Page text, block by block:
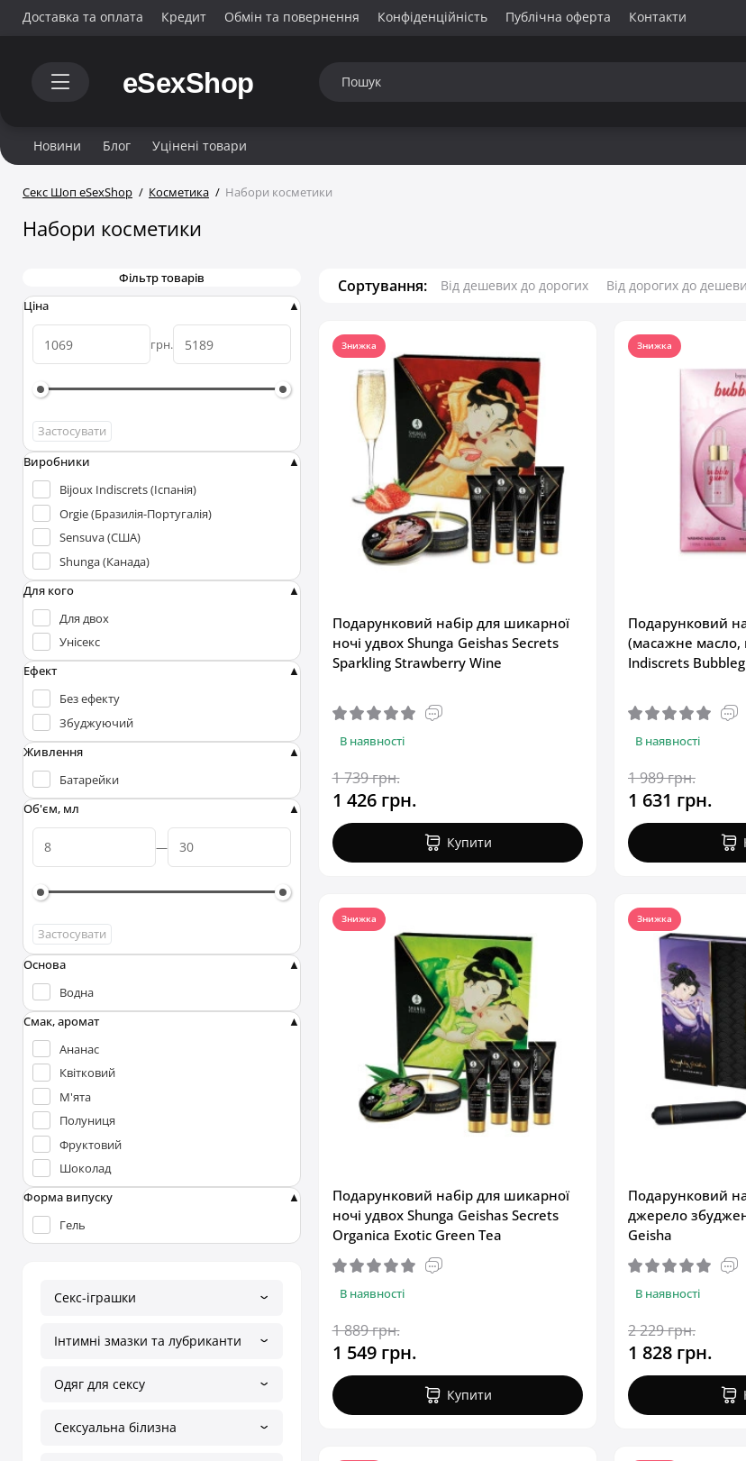
Доставка та оплата Кредит Обмін та повернення Конфіденційність Публічна оферта Контакти
Новини Блог Уцінені товари
Секс Шоп eSexShop Косметика Набори косметики
Набори косметики
Фільтр товарів
Ціна
грн.
Застосувати
Виробники
Bijoux Indiscrets (Іспанія)
Orgie (Бразилія-Португалія)
Sensuva (США)
Shunga (Канада)
Для кого
Для двох
Унісекс
Ефект
Без ефекту
Збуджуючий
Живлення
Батарейки
Об'єм, мл
Застосувати
Основа
Водна
Смак, аромат
Ананас
Квітковий
М'ята
Полуниця
Фруктовий
Шоколад
Форма випуску
Гель
Секс-іграшки
Інтимні змазки та лубриканти
Одяг для сексу
Сексуальна білизна
Сортування: Від дешевих до дорогих Від дорогих до
Знижка
Подарунковий набір для шикарної
ночі удвох Shunga Geishas Secrets
Sparkling Strawberry Wine
В наявності
1 739 грн.
1 426 грн.
Купити
Знижка
Подарунковий
(масажне масло,
Indiscrets
В наявності
1 989 грн.
1 631 грн.
Знижка
Подарунковий набір для шикарної
ночі удвох Shunga Geishas Secrets
Organica Exotic Green Tea
В наявності
1 889 грн.
1 549 грн.
Купити
Знижка
Подарунковий
джерело
Geisha
В наявності
2 229 грн.
1 828 грн.